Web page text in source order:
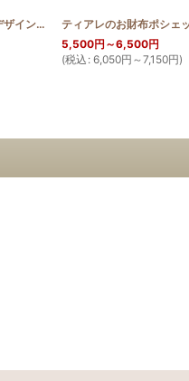
ティアレのスクロールデザイン 長財布 [HQWLT_TIA2_SCR]
5,500円 ～6,500円
(税込 : 6,050円 ～7,150円)